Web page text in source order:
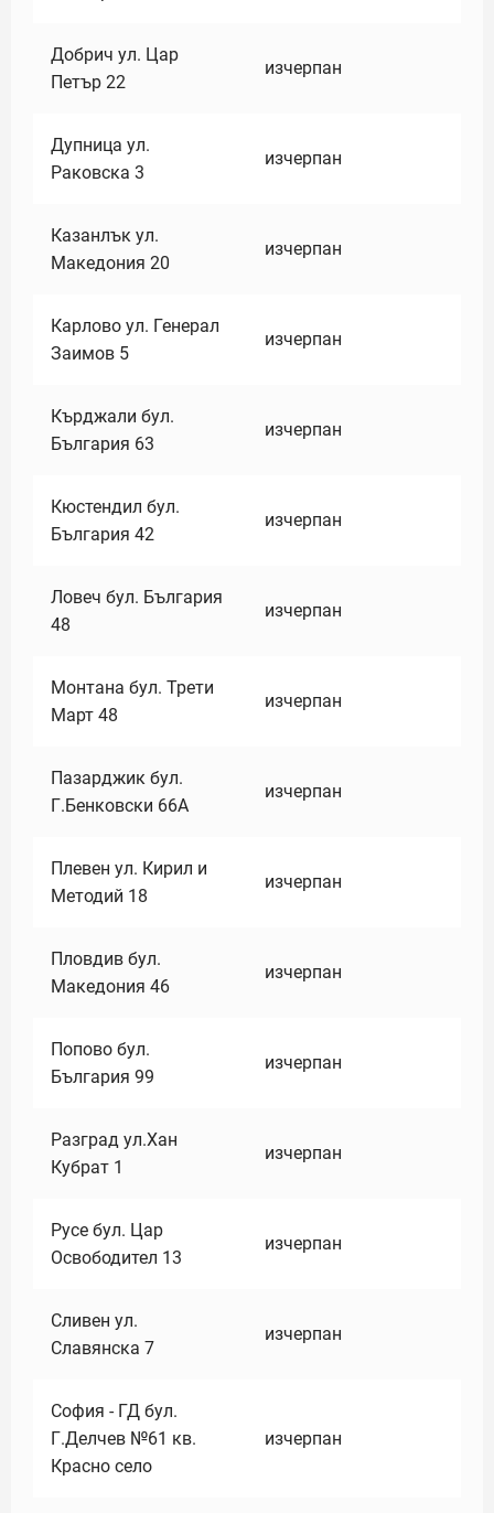
Добрич ул. Цар
Петър 22
изчерпан
Дупница ул.
Раковска 3
изчерпан
Казанлък ул.
Македония 20
изчерпан
Карлово ул. Генерал
Заимов 5
изчерпан
Кърджали бул.
България 63
изчерпан
Кюстендил бул.
България 42
изчерпан
Ловеч бул. България
48
изчерпан
Монтана бул. Трети
Март 48
изчерпан
Пазарджик бул.
Г.Бенковски 66А
изчерпан
Плевен ул. Кирил и
Методий 18
изчерпан
Пловдив бул.
Македония 46
изчерпан
Попово бул.
България 99
изчерпан
Разград ул.Хан
Кубрат 1
изчерпан
Русе бул. Цар
Освободител 13
изчерпан
Сливен ул.
Славянска 7
изчерпан
София - ГД бул.
Г.Делчев №61 кв.
Красно село
изчерпан